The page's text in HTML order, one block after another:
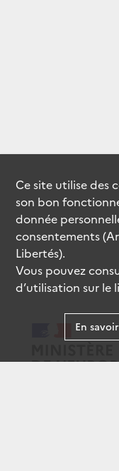
Ce site utilise des
son bon
donnée
consentements
Libertés).
Vous pouvez
d’utilisation sur le
En